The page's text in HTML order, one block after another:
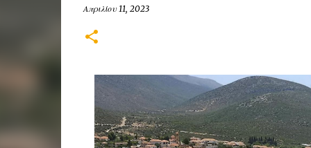
Απριλίου 11, 2023